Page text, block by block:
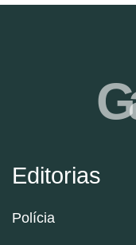
Editorias
Polícia